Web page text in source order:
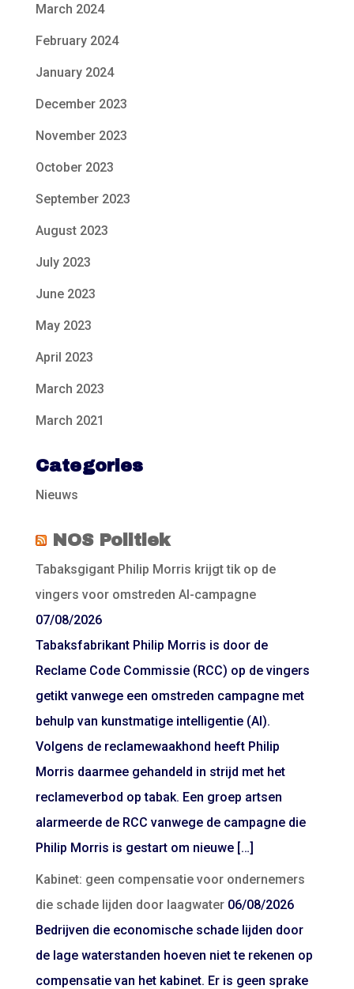
March 2024
February 2024
January 2024
December 2023
November 2023
October 2023
September 2023
August 2023
July 2023
June 2023
May 2023
April 2023
March 2023
March 2021
Categories
Nieuws
NOS Politiek
Tabaksgigant Philip Morris krijgt tik op de
vingers voor omstreden AI-campagne
07/08/2026
Tabaksfabrikant Philip Morris is door de
Reclame Code Commissie (RCC) op de vingers
getikt vanwege een omstreden campagne met
behulp van kunstmatige intelligentie (AI).
Volgens de reclamewaakhond heeft Philip
Morris daarmee gehandeld in strijd met het
reclameverbod op tabak. Een groep artsen
alarmeerde de RCC vanwege de campagne die
Philip Morris is gestart om nieuwe […]
Kabinet: geen compensatie voor ondernemers
die schade lijden door laagwater 06/08/2026
Bedrijven die economische schade lijden door
de lage waterstanden hoeven niet te rekenen op
compensatie van het kabinet. Er is geen sprake